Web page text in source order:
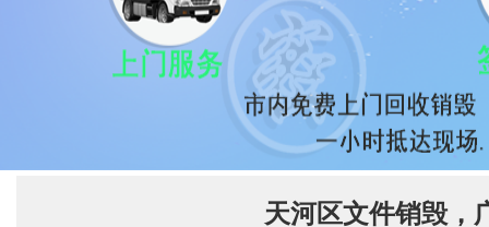
天河区文件销毁，